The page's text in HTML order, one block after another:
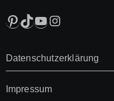
Pinterest
TikTok
YouTube
Instagram
Datenschutzerklärung
Impressum